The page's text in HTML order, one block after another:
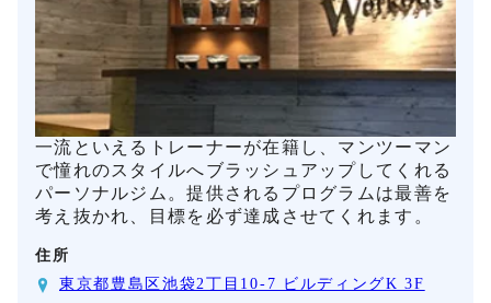
一流といえるトレーナーが在籍し、マンツーマン
で憧れのスタイルへブラッシュアップしてくれる
パーソナルジム。提供されるプログラムは最善を
考え抜かれ、目標を必ず達成させてくれます。
住所
東京都豊島区池袋2丁目10-7 ビルディングK 3F